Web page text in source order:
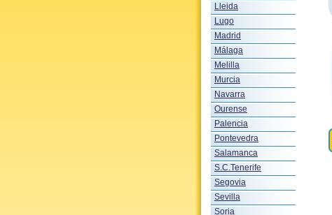
Lleida
Lugo
Madrid
Málaga
Melilla
Murcia
Navarra
Ourense
Palencia
Pontevedra
Salamanca
S.C.Tenerife
Segovia
Sevilla
Soria